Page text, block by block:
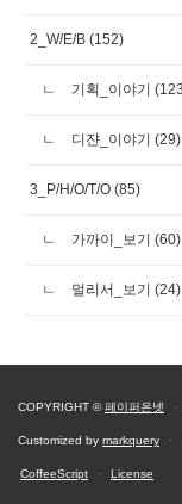
2_W/E/B (152)
기획_이야기
디쟌_이야기 (29)
3_P/H/O/T/O (85)
가까이_보기 (60)
멀리서_보기 (24)
COPYRIGHT ©페이퍼온넷 ·
Customized by markquery ·
CoffeeScript · License